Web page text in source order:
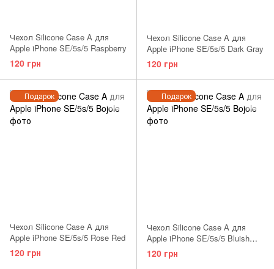
Чехол Silicone Case A для
Apple iPhone SE/5s/5 Raspberry
120 грн
Чехол Silicone Case A для
Apple iPhone SE/5s/5 Dark Gray
120 грн
Подарок
Чехол Silicone Case A для
Apple iPhone SE/5s/5 Rose Red
120 грн
Подарок
Чехол Silicone Case A для
Apple iPhone SE/5s/5 Bluish
Gray
120 грн